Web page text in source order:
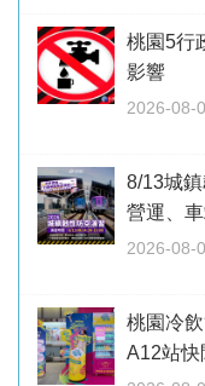
桃園5行
影響
2026-08-
8/13城
營運、
2026-08-
桃園冷
A12站快